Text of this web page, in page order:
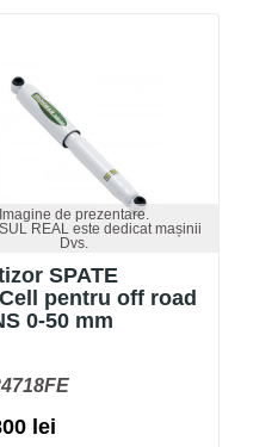
Imagine de prezentare.
REAL este dedicat mașinii
Dvs.
SPATE
pentru off road
0-50 mm
lei